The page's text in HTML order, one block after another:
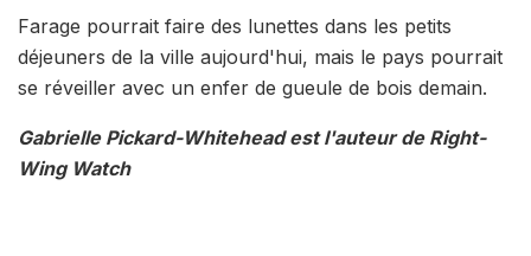
Farage pourrait faire des lunettes dans les petits
déjeuners de la ville aujourd'hui, mais le pays pourrait
se réveiller avec un enfer de gueule de bois demain.
Gabrielle Pickard-Whitehead est l'auteur de Right-
Wing Watch